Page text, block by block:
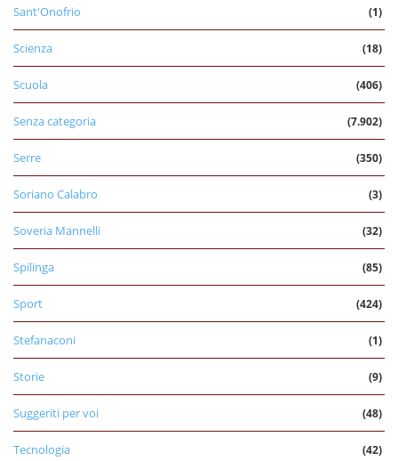
Sant'Onofrio (1)
Scienza (18)
Scuola (406)
Senza categoria (7.902)
Serre (350)
Soriano Calabro (3)
Soveria Mannelli (32)
Spilinga (85)
Sport (424)
Stefanaconi (1)
Storie (9)
Suggeriti per voi (48)
Tecnologia (42)